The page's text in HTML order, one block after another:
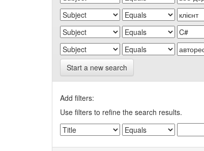
Start a new search
Add filters:
Use filters to refine the search results.